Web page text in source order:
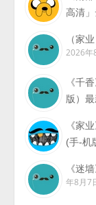
高清
（家
2026年
《千
版）
《家
(手-机
《迷
年8月7